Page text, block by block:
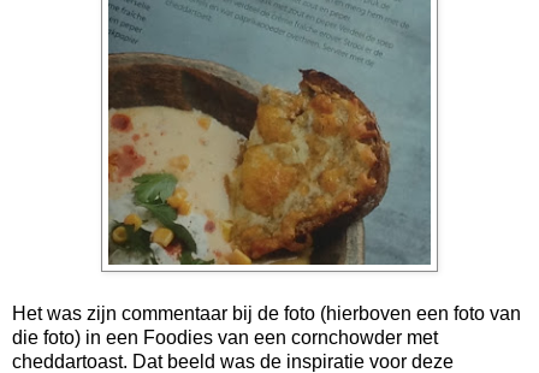
Het was zijn commentaar bij de foto (hierboven een foto van
die foto) in een Foodies van een cornchowder met
cheddartoast. Dat beeld was de inspiratie voor deze